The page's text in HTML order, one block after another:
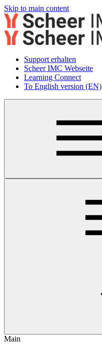
Skip to main content
Support erhalten
Scheer IMC Webseite
Learning Connect
To English version (EN)
Main